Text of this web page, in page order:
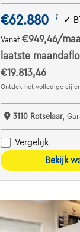
€62.880 1 ✓
Vanaf €949,46/
laatste
€19.813,46
Ontdek het volledige
3110 Rotselaar,
Vergelijk
Bekijk